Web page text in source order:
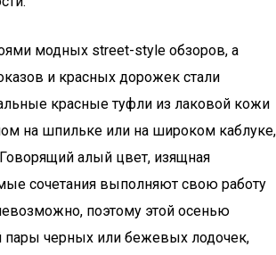
модных street-style обзоров, а
и красных дорожек стали
красные туфли из лаковой кожи
на шпильке или на широком каблуке,
алый цвет, изящная
сочетания выполняют свою работу
поэтому этой осенью
пары черных или бежевых лодочек,